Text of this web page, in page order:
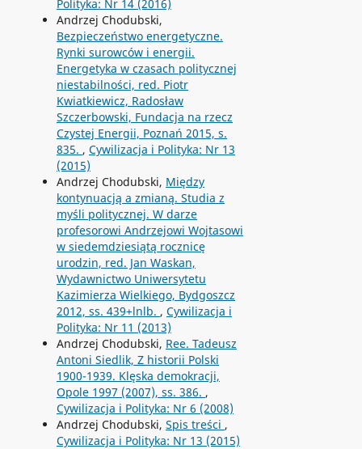
Polityka: Nr 14 (2016)
Andrzej Chodubski,
Bezpieczeństwo energetyczne.
Rynki surowców i energii.
Energetyka w czasach politycznej
niestabilności, red. Piotr
Kwiatkiewicz, Radosław
Szczerbowski, Fundacja na rzecz
Czystej Energii, Poznań 2015, s.
835. , Cywilizacja i Polityka: Nr 13
(2015)
Andrzej Chodubski, Między
kontynuacją a zmianą. Studia z
myśli politycznej. W darze
profesorowi Andrzejowi Wojtasowi
w siedemdziesiątą rocznicę
urodzin, red. Jan Waskan,
Wydawnictwo Uniwersytetu
Kazimierza Wielkiego, Bydgoszcz
2012, ss. 439+lnlb. , Cywilizacja i
Polityka: Nr 11 (2013)
Andrzej Chodubski, Ree. Tadeusz
Antoni Siedlik, Z historii Polski
1900-1939. Klęska demokracji,
Opole 1997 (2007), ss. 386. ,
Cywilizacja i Polityka: Nr 6 (2008)
Andrzej Chodubski, Spis treści ,
Cywilizacja i Polityka: Nr 13 (2015)